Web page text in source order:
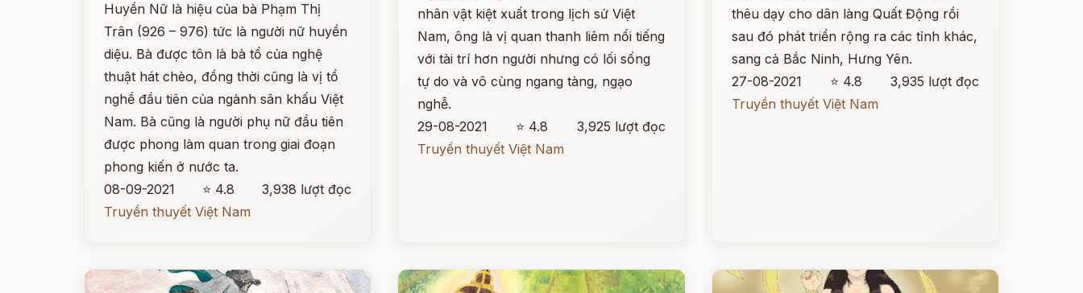
Huyền Nữ là hiệu của bà Phạm Thị
Trân (926 – 976) tức là người nữ huyền
diệu. Bà được tôn là bà tổ của nghệ
thuật hát chèo, đồng thời cũng là vị tổ
nghề đầu tiên của ngành sân khấu Việt
Nam. Bà cũng là người phụ nữ đầu tiên
được phong làm quan trong giai đoạn
phong kiến ở nước ta.
08-09-2021
⭐ 4.8
3,938 lượt đọc
Truyền thuyết Việt Nam
nhân vật kiệt xuất trong lịch sử Việt
Nam, ông là vị quan thanh liêm nổi tiếng
với tài trí hơn người nhưng có lối sống
tự do và vô cùng ngang tàng, ngạo
nghễ.
29-08-2021
⭐ 4.8
3,925 lượt đọc
Truyền thuyết Việt Nam
thêu dạy cho dân làng Quất Động rồi
sau đó phát triển rộng ra các tỉnh khác,
sang cả Bắc Ninh, Hưng Yên.
27-08-2021
⭐ 4.8
3,935 lượt đọc
Truyền thuyết Việt Nam